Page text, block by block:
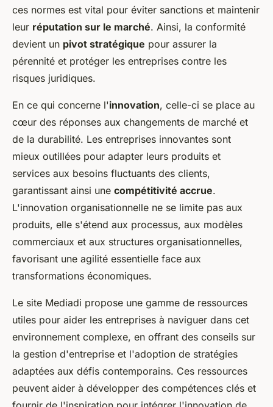
ces normes est vital pour éviter sanctions et maintenir
leur réputation sur le marché. Ainsi, la conformité
devient un pivot stratégique pour assurer la
pérennité et protéger les entreprises contre les
risques juridiques.
En ce qui concerne l'innovation, celle-ci se place au
cœur des réponses aux changements de marché et
de la durabilité. Les entreprises innovantes sont
mieux outillées pour adapter leurs produits et
services aux besoins fluctuants des clients,
garantissant ainsi une compétitivité accrue.
L'innovation organisationnelle ne se limite pas aux
produits, elle s'étend aux processus, aux modèles
commerciaux et aux structures organisationnelles,
favorisant une agilité essentielle face aux
transformations économiques.
Le site Mediadi propose une gamme de ressources
utiles pour aider les entreprises à naviguer dans cet
environnement complexe, en offrant des conseils sur
la gestion d'entreprise et l'adoption de stratégies
adaptées aux défis contemporains. Ces ressources
peuvent aider à développer des compétences clés et